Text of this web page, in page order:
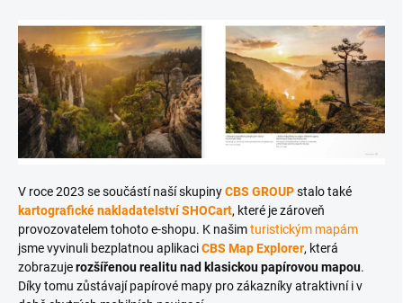
V roce 2023 se součástí naší skupinyCBS GROUPstalo také
kartografické nakladatelství SHOCart, které je zároveň
provozovatelem tohoto e-shopu. K našimturistickým mapám
jsme vyvinuli bezplatnou aplikaciCBS Map Explorer, která
zobrazujerozšířenou realitu nad klasickou papírovou mapou.
Díky tomu zůstávají papírové mapy pro zákazníky atraktivní i v